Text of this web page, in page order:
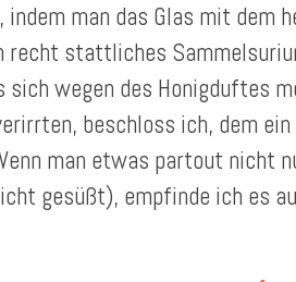
man das Glas mit dem
recht stattliches
sich wegen des Honigduftes
beschloss ich, dem
man etwas partout nicht
gesüßt), empfinde ich es